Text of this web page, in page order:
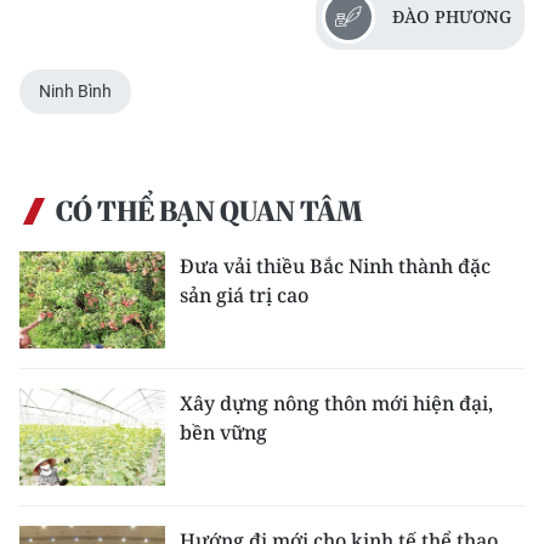
ĐÀO PHƯƠNG
Ninh Bình
CÓ THỂ BẠN QUAN TÂM
Đưa vải thiều Bắc Ninh thành đặc
sản giá trị cao
Xây dựng nông thôn mới hiện đại,
bền vững